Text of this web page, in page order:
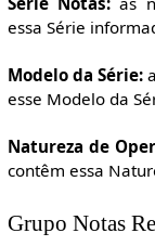
essa Série
Modelo da Série:
esse Modelo da
Natureza de
contêm essa
Grupo Notas